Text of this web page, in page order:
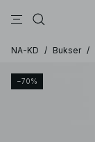
NA-KD / Bukser /
−70%